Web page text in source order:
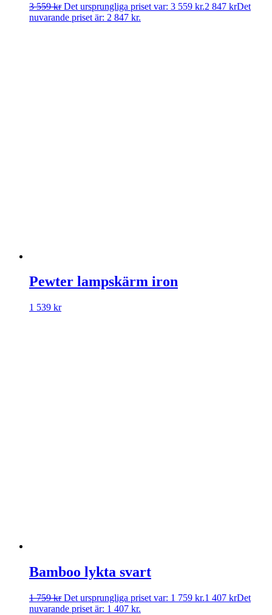
3 559kr Det ursprungliga priset var: 3 559 kr.2 847 krDet
nuvarande priset är: 2 847 kr.
Pewter lampskärm iron
1 539 kr
Bamboo lykta svart
1 759kr Det ursprungliga priset var: 1 759 kr.1 407 krDet
nuvarande priset är: 1 407 kr.